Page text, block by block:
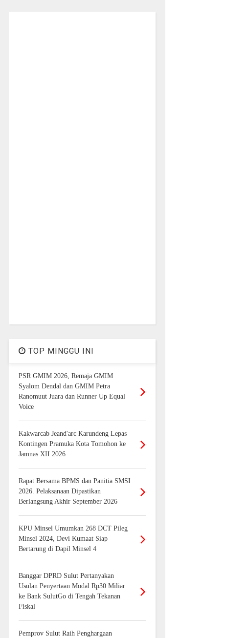
TOP MINGGU INI
PSR GMIM 2026, Remaja GMIM
Syalom Dendal dan GMIM Petra
Ranomuut Juara dan Runner Up Equal
Voice
Kakwarcab Jeand'arc Karundeng Lepas
Kontingen Pramuka Kota Tomohon ke
Jamnas XII 2026
Rapat Bersama BPMS dan Panitia SMSI
2026. Pelaksanaan Dipastikan
Berlangsung Akhir September 2026
KPU Minsel Umumkan 268 DCT Pileg
Minsel 2024, Devi Kumaat Siap
Bertarung di Dapil Minsel 4
Banggar DPRD Sulut Pertanyakan
Usulan Penyertaan Modal Rp30 Miliar
ke Bank SulutGo di Tengah Tekanan
Fiskal
Pemprov Sulut Raih Penghargaan